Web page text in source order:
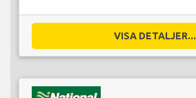
VISA DETALJER...